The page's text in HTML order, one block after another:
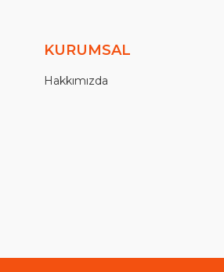
KURUMSAL
Hakkımızda